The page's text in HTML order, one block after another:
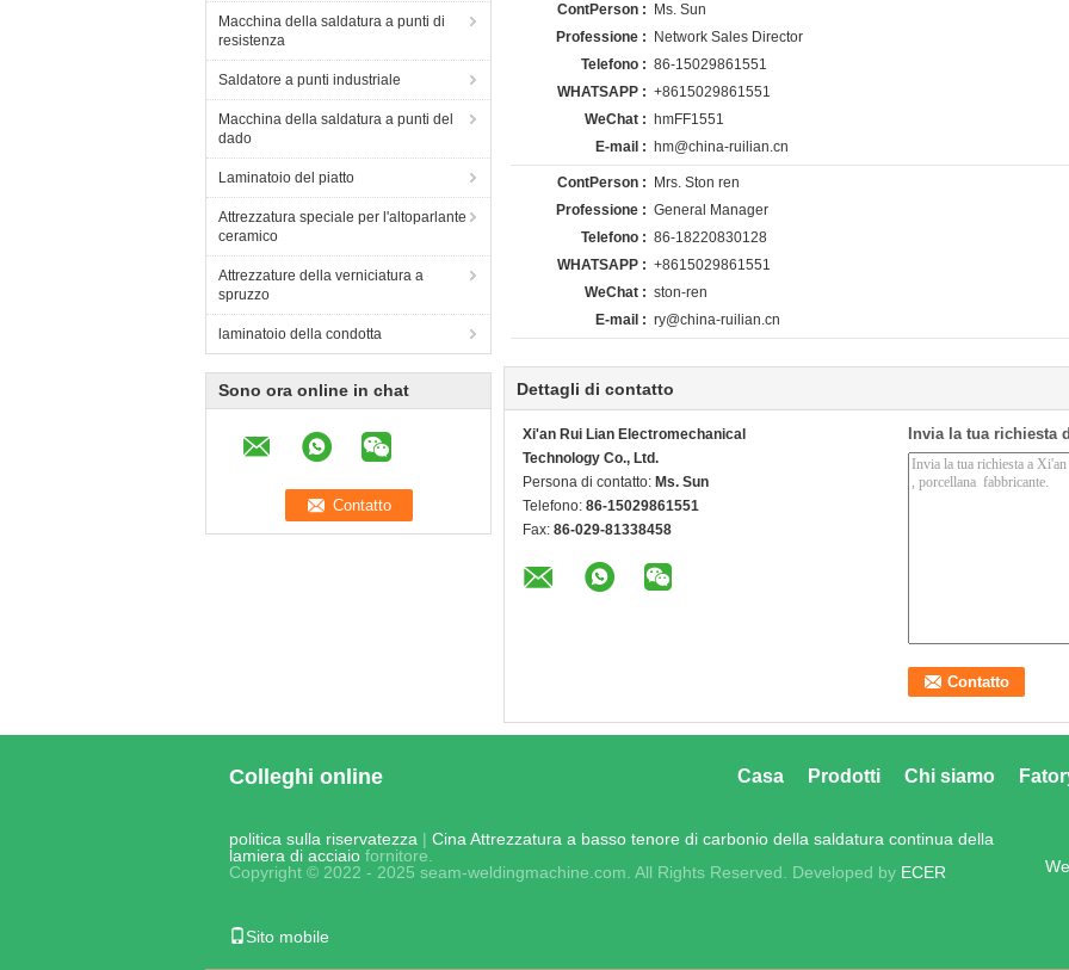
Macchina della saldatura a punti di
resistenza
Saldatore a punti industriale
Macchina della saldatura a punti del
dado
Laminatoio del piatto
Attrezzatura speciale per l'altoparlante
ceramico
Attrezzature della verniciatura a
spruzzo
laminatoio della condotta
Sono ora online in chat
ContPerson :
Ms. Sun
Professione :
Network Sales Director
Telefono : 86-15029861551
WHATSAPP : +8615029861551
WeChat :
hmFF1551
E-mail :
hm@china-ruilian.cn
ContPerson :
Mrs. Ston ren
Professione : General Manager
Telefono : 86-18220830128
WHATSAPP : +8615029861551
WeChat : ston-ren
E-mail : ry@china-ruilian.cn
Dettagli di contatto
Xi'an Rui Lian Electromechanical
Technology Co., Ltd.
Persona di contatto: Ms. Sun
Telefono: 86-15029861551
Fax: 86-029-81338458
Invia la tua richiesta
Colleghi online Chi siamo
Prodotti
Casa
politica sulla riservatezza | Cina Attrezzatura a basso tenore di carbonio della saldatura continua della
lamiera di acciaio fornitore.
Copyright © 2022 - 2025 seam-weldingmachine.com. All Rights Reserved. Developed by ECER
Sito mobile